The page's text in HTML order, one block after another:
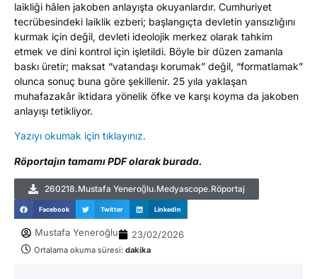
laikliği hâlen jakoben anlayışta okuyanlardır. Cumhuriyet
tecrübesindeki laiklik ezberi; başlangıçta devletin yansızlığını
kurmak için değil, devleti ideolojik merkez olarak tahkim
etmek ve dini kontrol için işletildi. Böyle bir düzen zamanla
baskı üretir; maksat “vatandaşı korumak” değil, “formatlamak”
olunca sonuç buna göre şekillenir. 25 yıla yaklaşan
muhafazakâr iktidara yönelik öfke ve karşı koyma da jakoben
anlayışı tetikliyor.
Yazıyı okumak için tıklayınız.
Röportajın tamamı PDF olarak burada.
260218.Mustafa Yeneroğlu.Medyascope.Röportaj
Facebook Twitter LinkedIn
Mustafa Yeneroğlu 23/02/2026
Ortalama okuma süresi: dakika